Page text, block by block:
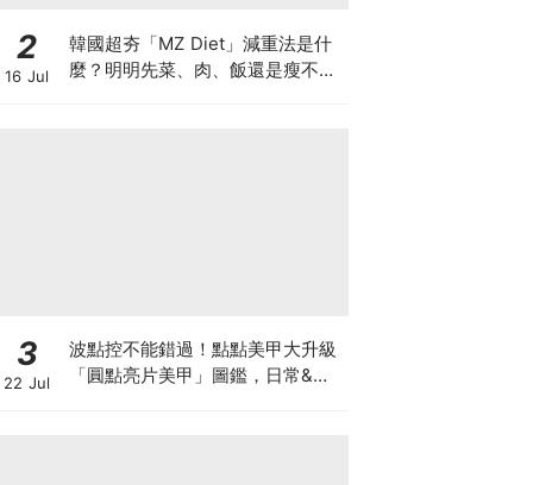
2
16 Jul
韓國超夯「MZ Diet」減重法是什
麼？明明先菜、肉、飯還是瘦不下
3
22 Jul
波點控不能錯過！點點美甲大升級
「圓點亮片美甲」圖鑑，日常&派